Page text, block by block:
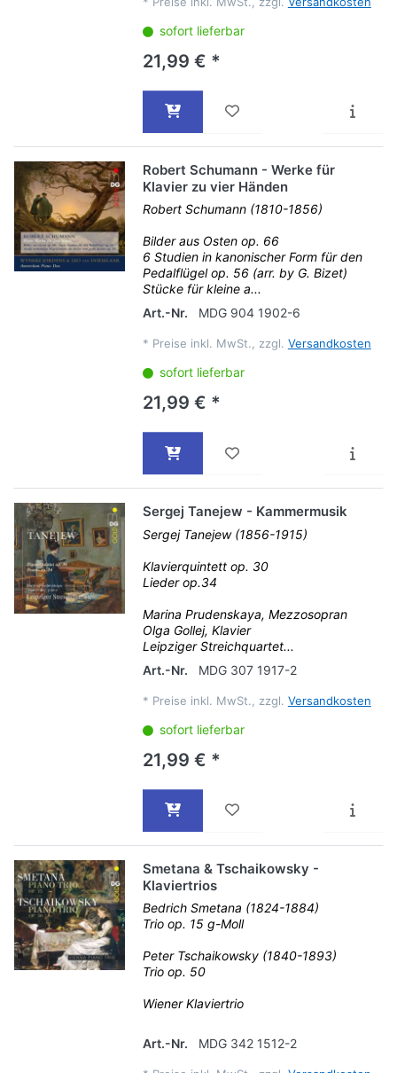
sofort lieferbar
21,99 € *
Robert Schumann - Werke für
Klavier zu vier Händen
Robert Schumann (1810-1856)
Bilder aus Osten op. 66
6 Studien in kanonischer Form für den
Pedalflügel op. 56 (arr. by G. Bizet)
Stücke für kleine a...
Art.-Nr.
MDG 904 1902-6
* Preise inkl. MwSt., zzgl. Versandkosten
sofort lieferbar
21,99 € *
Sergej Tanejew - Kammermusik
Sergej Tanejew (1856-1915)
Klavierquintett op. 30
Lieder op.34
Marina Prudenskaya, Mezzosopran
Olga Gollej, Klavier
Leipziger Streichquartet...
Art.-Nr.
MDG 307 1917-2
* Preise inkl. MwSt., zzgl. Versandkosten
sofort lieferbar
21,99 € *
Smetana & Tschaikowsky -
Klaviertrios
Bedrich Smetana (1824-1884)
Trio op. 15 g-Moll
Peter Tschaikowsky (1840-1893)
Trio op. 50
Wiener Klaviertrio
Art.-Nr. MDG 342 1512-2